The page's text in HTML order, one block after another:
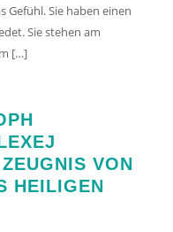
Gefühl. Sie haben einen
Sie stehen am
[…]
VON
HEILIGEN